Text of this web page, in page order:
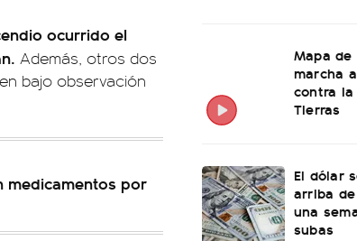
ocurrido el
Además, otros dos
bajo observación
medicamentos por
Mapa
marcha
contra
Tierras
El dólar
arriba
una
subas